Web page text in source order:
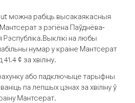
можна рабіць высакаякасныя
Мантсерат з рэгіёна Паўднёва-
Выклікі на любы
нумар у краіне Мантсерат
41.4 ¢ за хвіліну.
або падключыце тарыфны
па лепшых цэнах за хвіліну ў
Мантсерат.